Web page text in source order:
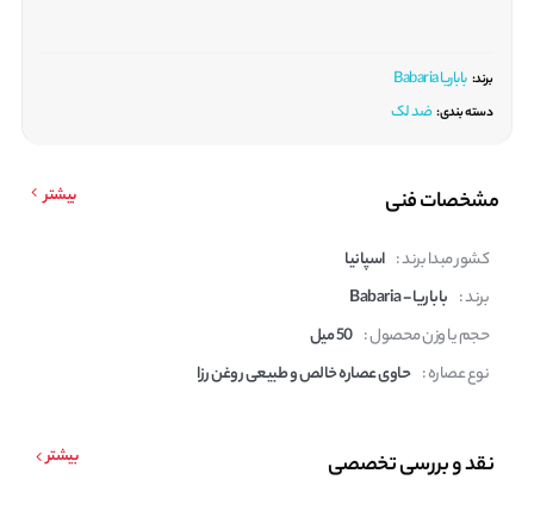
برند: باباریا Babaria
دسته بندی: ضد لک
مشخصات فنی بیشتر
کشور مبدا برند : اسپانیا
برند : باباریا - Babaria
حجم یا وزن محصول : 50 میل
نوع عصاره : حاوی عصاره خالص و طبیعی روغن رزا
نقد و بررسی تخصصی بیشتر